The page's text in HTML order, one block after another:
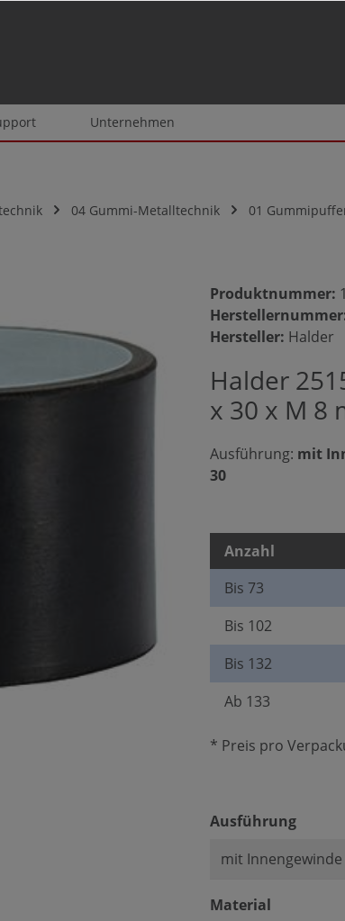
Unternehmen
04 Gummi-Metalltechnik 01
Produktnummer:
Hersteller: Halder
Halder
x 30 x M 8
Ausführung: mit
30
Anzahl
Bis 73
Bis 102
Bis 132
Ab 133
* Preis pro
Ausführung
Material